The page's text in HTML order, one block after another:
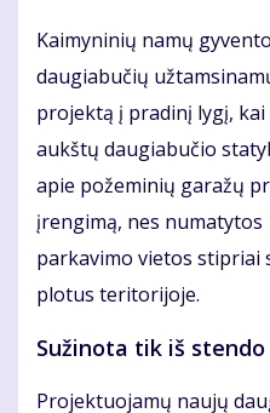
Kaimyninių namų
daugiabučių
projektą į pradinį lygį,
aukštų daugiabučio
apie požeminių garažų
įrengimą, nes
parkavimo vietos stipriai
plotus teritorijoje.
Sužinota tik iš stendo
Projektuojamų naujų